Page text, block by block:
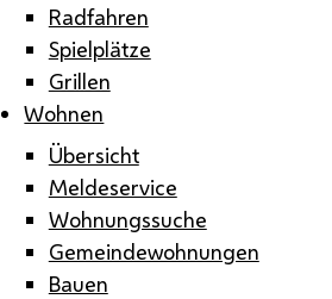
Radfahren
Spielplätze
Grillen
Wohnen
Übersicht
Meldeservice
Wohnungssuche
Gemeindewohnungen
Bauen